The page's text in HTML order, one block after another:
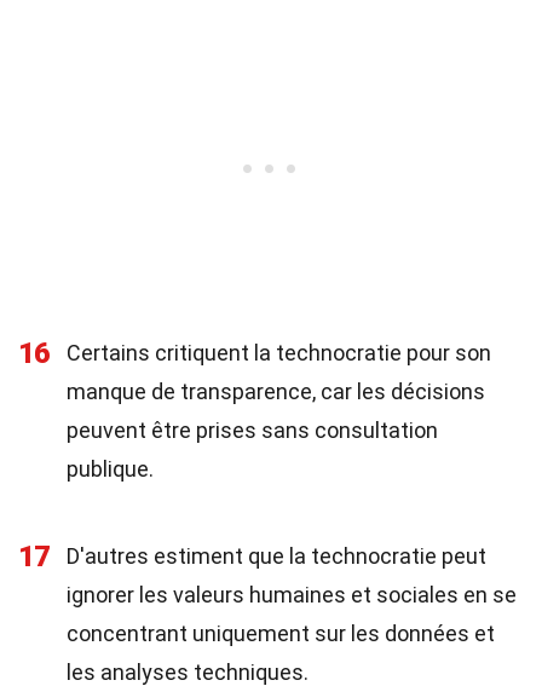
16
Certains critiquent la technocratie pour son
manque de transparence, car les décisions
peuvent être prises sans consultation
publique.
17
D'autres estiment que la technocratie peut
ignorer les valeurs humaines et sociales en se
concentrant uniquement sur les données et
les analyses techniques.